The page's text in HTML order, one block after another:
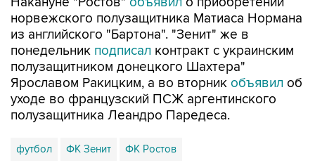
норвежского полузащитника Матиаса Нормана
из английского "Бартона". "Зенит" же в
понедельник подписал контракт с украинским
полузащитником донецкого Шахтера"
Ярославом Ракицким, а во вторник объявил об
уходе во французский ПСЖ аргентинского
полузащитника Леандро Паредеса.
футбол ФК Зенит ФК Ростов